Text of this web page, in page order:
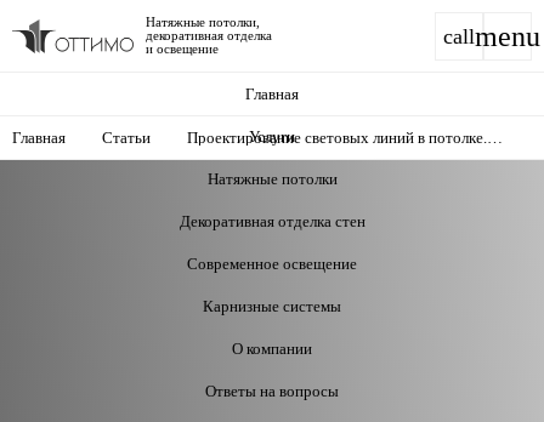
Натяжные потолки,
декоративная отделка
и освещение
callmenu
Главная
Услуги
Натяжные потолки
Декоративная отделка стен
Современное освещение
Карнизные системы
О компании
Ответы на вопросы
Главная Статьи
Проектирование световых линий в потолке.